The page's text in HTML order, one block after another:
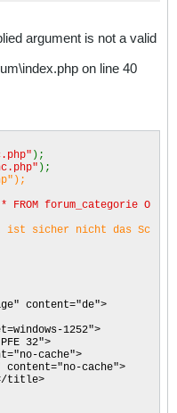
argument is not a valid
on line 40
);
);
* FROM forum_categorie O
ist sicher nicht das Sc
content="de">
1252">
32">
cache">
cache">
title>